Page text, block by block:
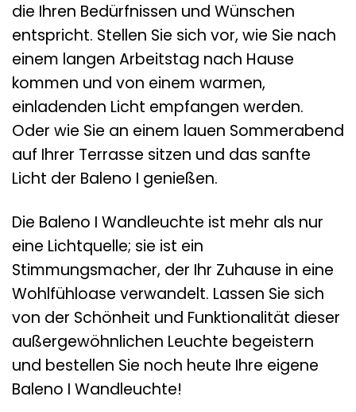
die Ihren Bedürfnissen und Wünschen
entspricht. Stellen Sie sich vor, wie Sie nach
einem langen Arbeitstag nach Hause
kommen und von einem warmen,
einladenden Licht empfangen werden.
Oder wie Sie an einem lauen Sommerabend
auf Ihrer Terrasse sitzen und das sanfte
Licht der Baleno I genießen.
Die Baleno I Wandleuchte ist mehr als nur
eine Lichtquelle; sie ist ein
Stimmungsmacher, der Ihr Zuhause in eine
Wohlfühloase verwandelt. Lassen Sie sich
von der Schönheit und Funktionalität dieser
außergewöhnlichen Leuchte begeistern
und bestellen Sie noch heute Ihre eigene
Baleno I Wandleuchte!